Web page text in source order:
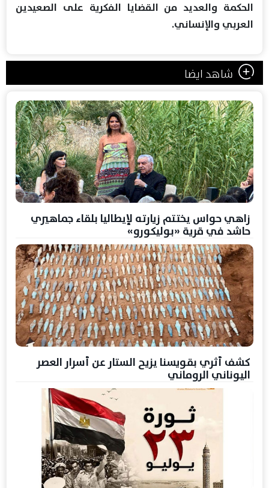
الحكمة والعديد من القضايا الفكرية على الصعيدين
العربي والإنساني.
شاهد ايضا
زاهي حواس يختتم زيارته لإيطاليا بلقاء جماهيري
حاشد في قرية «بوليكورو»
كشف أثري بقويسنا يزيح الستار عن أسرار العصر
اليوناني الروماني